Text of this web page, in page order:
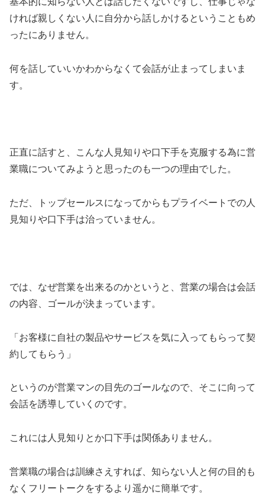
ければ親しくない人に自分から話しかけるということもめ
ったにありません。
何を話していいかわからなくて会話が止まってしまいま
す。
正直に話すと、こんな人見知りや口下手を克服する為に営
業職についてみようと思ったのも一つの理由でした。
ただ、トップセールスになってからもプライベートでの人
見知りや口下手は治っていません。
では、なぜ営業を出来るのかというと、営業の場合は会話
の内容、ゴールが決まっています。
「お客様に自社の製品やサービスを気に入ってもらって契
約してもらう」
というのが営業マンの目先のゴールなので、そこに向って
会話を誘導していくのです。
これには人見知りとか口下手は関係ありません。
営業職の場合は訓練さえすれば、知らない人と何の目的も
なくフリートークをするより遥かに簡単です。